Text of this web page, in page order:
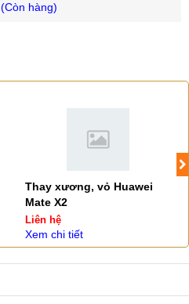
(Còn hàng)
Thay xương, vỏ Huawei
Mate X2
Liên hệ
Xem chi tiết